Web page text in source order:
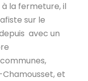
la fermeture, il
sur le
avec un
et